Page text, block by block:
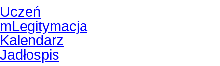
Uczeń
mLegitymacja
Kalendarz
Jadłospis